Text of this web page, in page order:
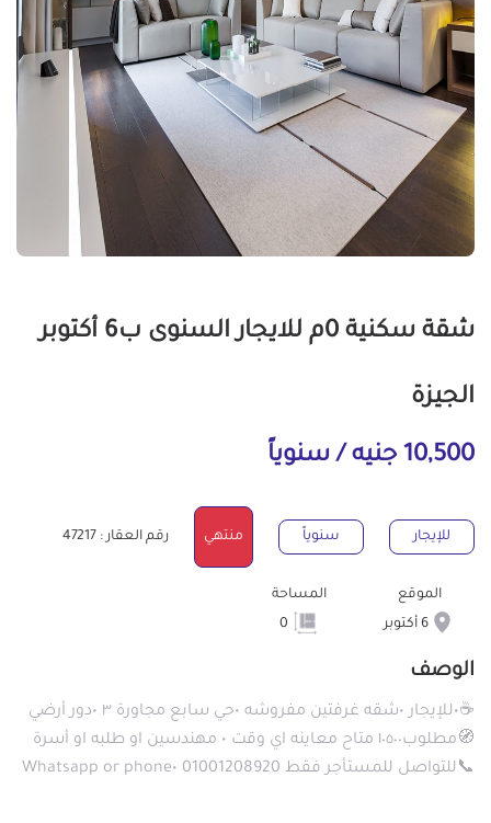
شقة سكنية 0م للايجار السنوى ب6 أكتوبر
الجيزة
10,500 جنيه / سنوياً
للإيجار سنوياً منتهي رقم العقار : 47217
الموقع
6 أكتوبر
المساحة
الوصف
☕️•للإيجار •شقه غرفتين مفروشه •حي سابع مجاورة ٣ •دور أرضي
🧭مطلوب١٠٥٠٠ متاح معاينه اي وقت • مهندسين او طلبه او أسرة
📞للتواصل للمستأجر فقط 01001208920 •Whatsapp or phone